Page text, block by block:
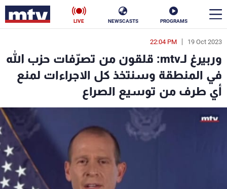
PROGRAMS
NEWSCASTS
LIVE
19 Oct 2023
22:04 PM
وربيرغ لـmtv: قلقون من تصرّفات حزب الله
في المنطقة وسنتخذ كل الاجراءات لمنع
أي طرف من توسيع الصراع
en
الأخبار
سياسة ناس
إقتصاد
رياضة